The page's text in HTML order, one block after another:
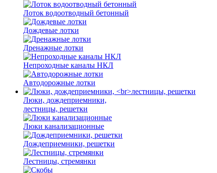
Лоток водоотводный бетонный
Дождевые лотки
Дренажные лотки
Непроходные каналы НКЛ
Автодорожные лотки
Люки, дождеприемники,
лестницы, решетки
Люки канализационные
Дождеприемники, решетки
Лестницы, стремянки